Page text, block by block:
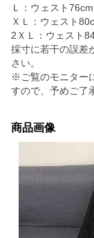
Ｌ：ウェスト76cm
ＸＬ：ウェスト
2ＸＬ：ウェスト
採寸に若干の誤差
さい。
※ご覧のモニター
すので、予めご了
商品画像